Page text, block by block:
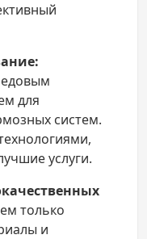
для
систем.
услуги.
только
и